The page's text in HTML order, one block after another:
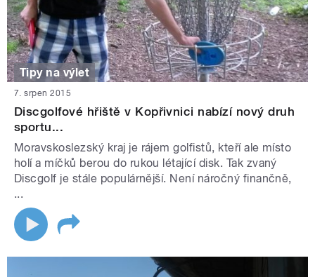
Tipy na výlet
7. srpen 2015
Discgolfové hřiště v Kopřivnici nabízí nový druh
sportu...
Moravskoslezský kraj je rájem golfistů, kteří ale místo
holí a míčků berou do rukou létající disk. Tak zvaný
Discgolf je stále populárnější. Není náročný finančně,
...